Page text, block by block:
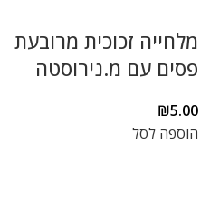
מלחייה זכוכית מרובעת
פסים עם מ.נירוסטה
₪5.00
הוספה לסל